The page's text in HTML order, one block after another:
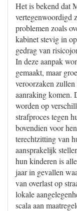
Het is bekend dat
vertegenwoordigd
problemen zoals
kabinet stevig in
gedrag van
In deze aanpak
gemaakt, maar
veroorzaken zullen
aanraking komen.
worden op
strafproces tegen
bovendien voor
terechtzitting van
aansprakelijk
hun kinderen is
jaar in gevallen
van overlast op
lokale
scala aan